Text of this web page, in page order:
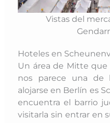
Vistas del
Hoteles en
Un área de Mitte
nos parece una de
alojarse en Berlín es
encuentra el barrio
visitarla sin entrar en